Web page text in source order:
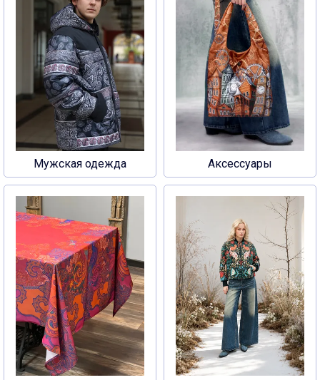
Мужская одежда Аксессуары